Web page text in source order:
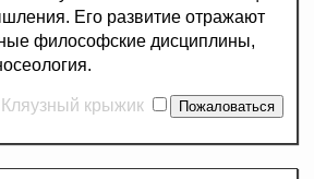
Его развитие отражают
философские дисциплины,
Кляузный крыжик